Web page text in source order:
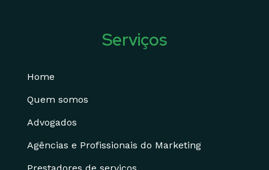
Serviços
Home
Quem somos
Advogados
Agências e Profissionais do Marketing
Prestadores de serviços